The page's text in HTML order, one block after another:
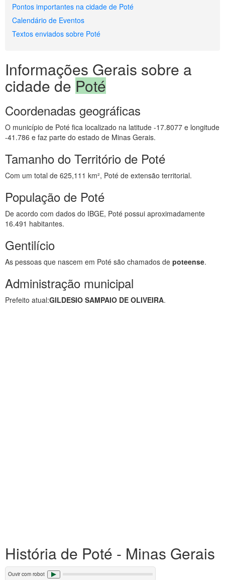
Pontos importantes na cidade de Poté
Calendário de Eventos
Textos enviados sobre Poté
Informações Gerais sobre a
cidade de Poté
Coordenadas geográficas
O município de Poté fica localizado na latitude -17.8077 e longitude
-41.786 e faz parte do estado de Minas Gerais.
Tamanho do Território de Poté
Com um total de 625,111 km², Poté de extensão territorial.
População de Poté
De acordo com dados do IBGE, Poté possui aproximadamente
16.491 habitantes.
Gentilício
As pessoas que nascem em Poté são chamados de poteense.
Administração municipal
Prefeito atual:GILDESIO SAMPAIO DE OLIVEIRA.
História de Poté - Minas Gerais
Ouvir com robot